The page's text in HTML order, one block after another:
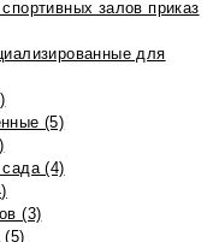
залов приказ
для
(5)
(4)
(3)
(5)